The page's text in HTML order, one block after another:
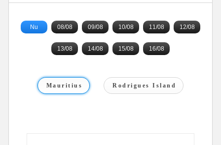
Nu 08/08 09/08 10/08 11/08 12/08
13/08 14/08 15/08 16/08
Mauritius Rodrigues Island